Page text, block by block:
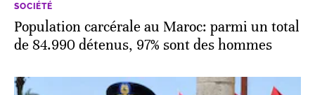
SOCIÉTÉ
Population carcérale au Maroc: parmi un total
de 84.990 détenus, 97% sont des hommes